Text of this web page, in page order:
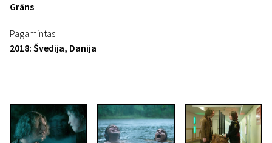
Gräns
Pagamintas
2018: Švedija, Danija